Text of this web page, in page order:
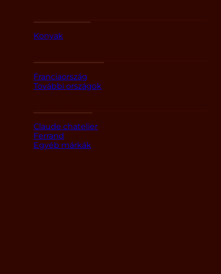
Konyak
Franciaország
További országok
Claude chatelier
Ferrand
Egyéb márkák